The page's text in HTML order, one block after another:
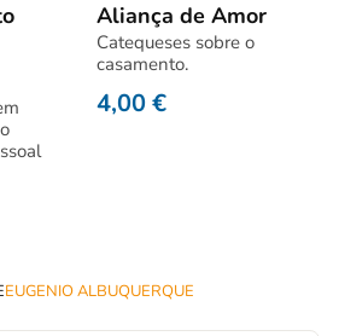
Aliança de Amor
Catequeses sobre o
casamento.
4,00€
EUGENIO ALBUQUERQUE